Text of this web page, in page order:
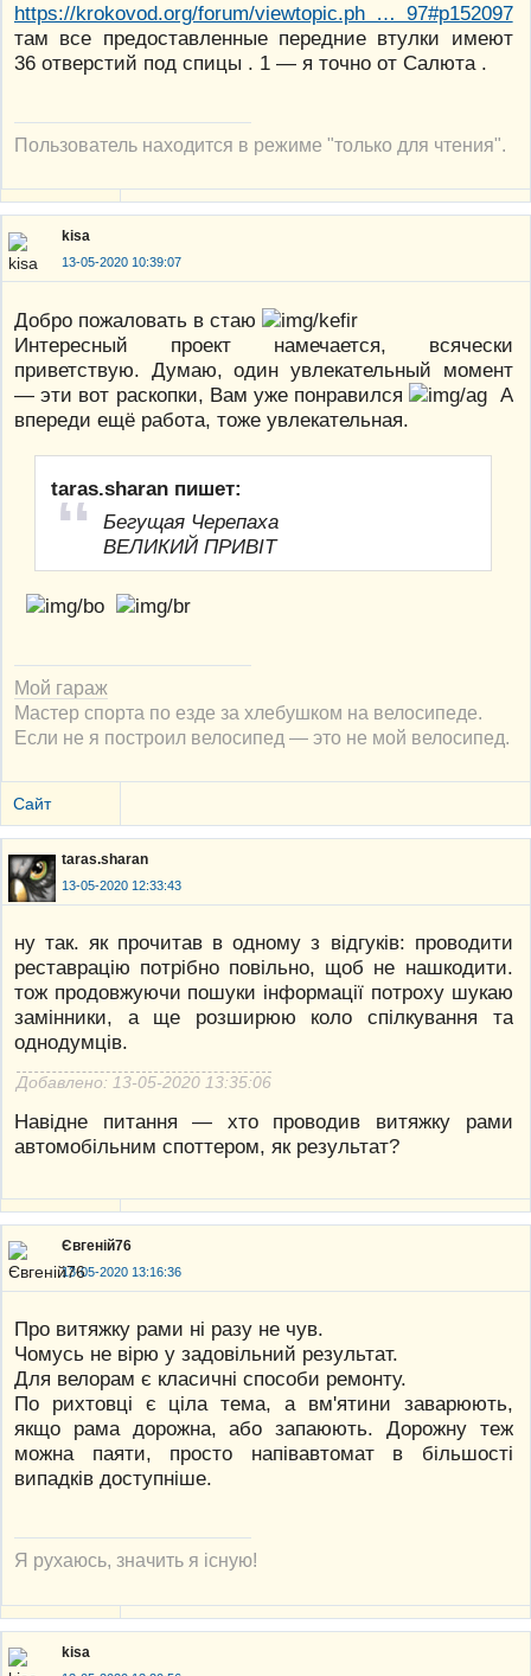
https://krokovod.org/forum/viewtopic.ph … 97#p152097
там все предоставленные передние втулки имеют
36 отверстий под спицы . 1 — я точно от Салюта .
Пользователь находится в режиме "только для чтения".
kisa
13-05-2020 10:39:07
Добро пожаловать в стаю
Интересный проект намечается, всячески
приветствую. Думаю, один увлекательный момент
— эти вот раскопки, Вам уже понравился
А
впереди ещё работа, тоже увлекательная.
taras.sharan пишет:
Бегущая Черепаха
ВЕЛИКИЙ ПРИВІТ
Мой гараж
Мастер спорта по езде за хлебушком на велосипеде.
Если не я построил велосипед — это не мой велосипед.
Сайт
taras.sharan
13-05-2020 12:33:43
ну так. як прочитав в одному з відгуків: проводити
реставрацію потрібно повільно, щоб не нашкодити.
тож продовжуючи пошуки інформації потроху шукаю
замінники, а ще розширюю коло спілкування та
однодумців.
Добавлено: 13-05-2020 13:35:06
Навідне питання — хто проводив витяжку рами
автомобільним споттером, як результат?
Євгеній76
13-05-2020 13:16:36
Про витяжку рами ні разу не чув.
Чомусь не вірю у задовільний результат.
Для велорам є класичні способи ремонту.
По рихтовці є ціла тема, а вм'ятини заварюють,
якщо рама дорожна, або запаюють. Дорожну теж
можна паяти, просто напівавтомат в більшості
випадків доступніше.
Я рухаюсь, значить я існую!
kisa